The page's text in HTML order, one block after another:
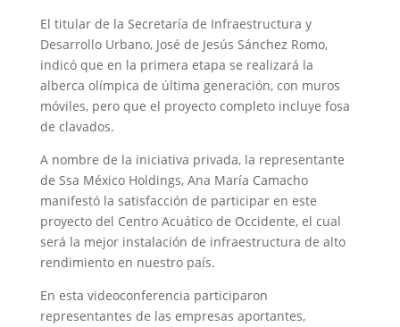
El titular de la Secretaría de Infraestructura y
Desarrollo Urbano, José de Jesús Sánchez Romo,
indicó que en la primera etapa se realizará la
alberca olímpica de última generación, con muros
móviles, pero que el proyecto completo incluye fosa
de clavados.
A nombre de la iniciativa privada, la representante
de Ssa México Holdings, Ana María Camacho
manifestó la satisfacción de participar en este
proyecto del Centro Acuático de Occidente, el cual
será la mejor instalación de infraestructura de alto
rendimiento en nuestro país.
En esta videoconferencia participaron
representantes de las empresas aportantes,